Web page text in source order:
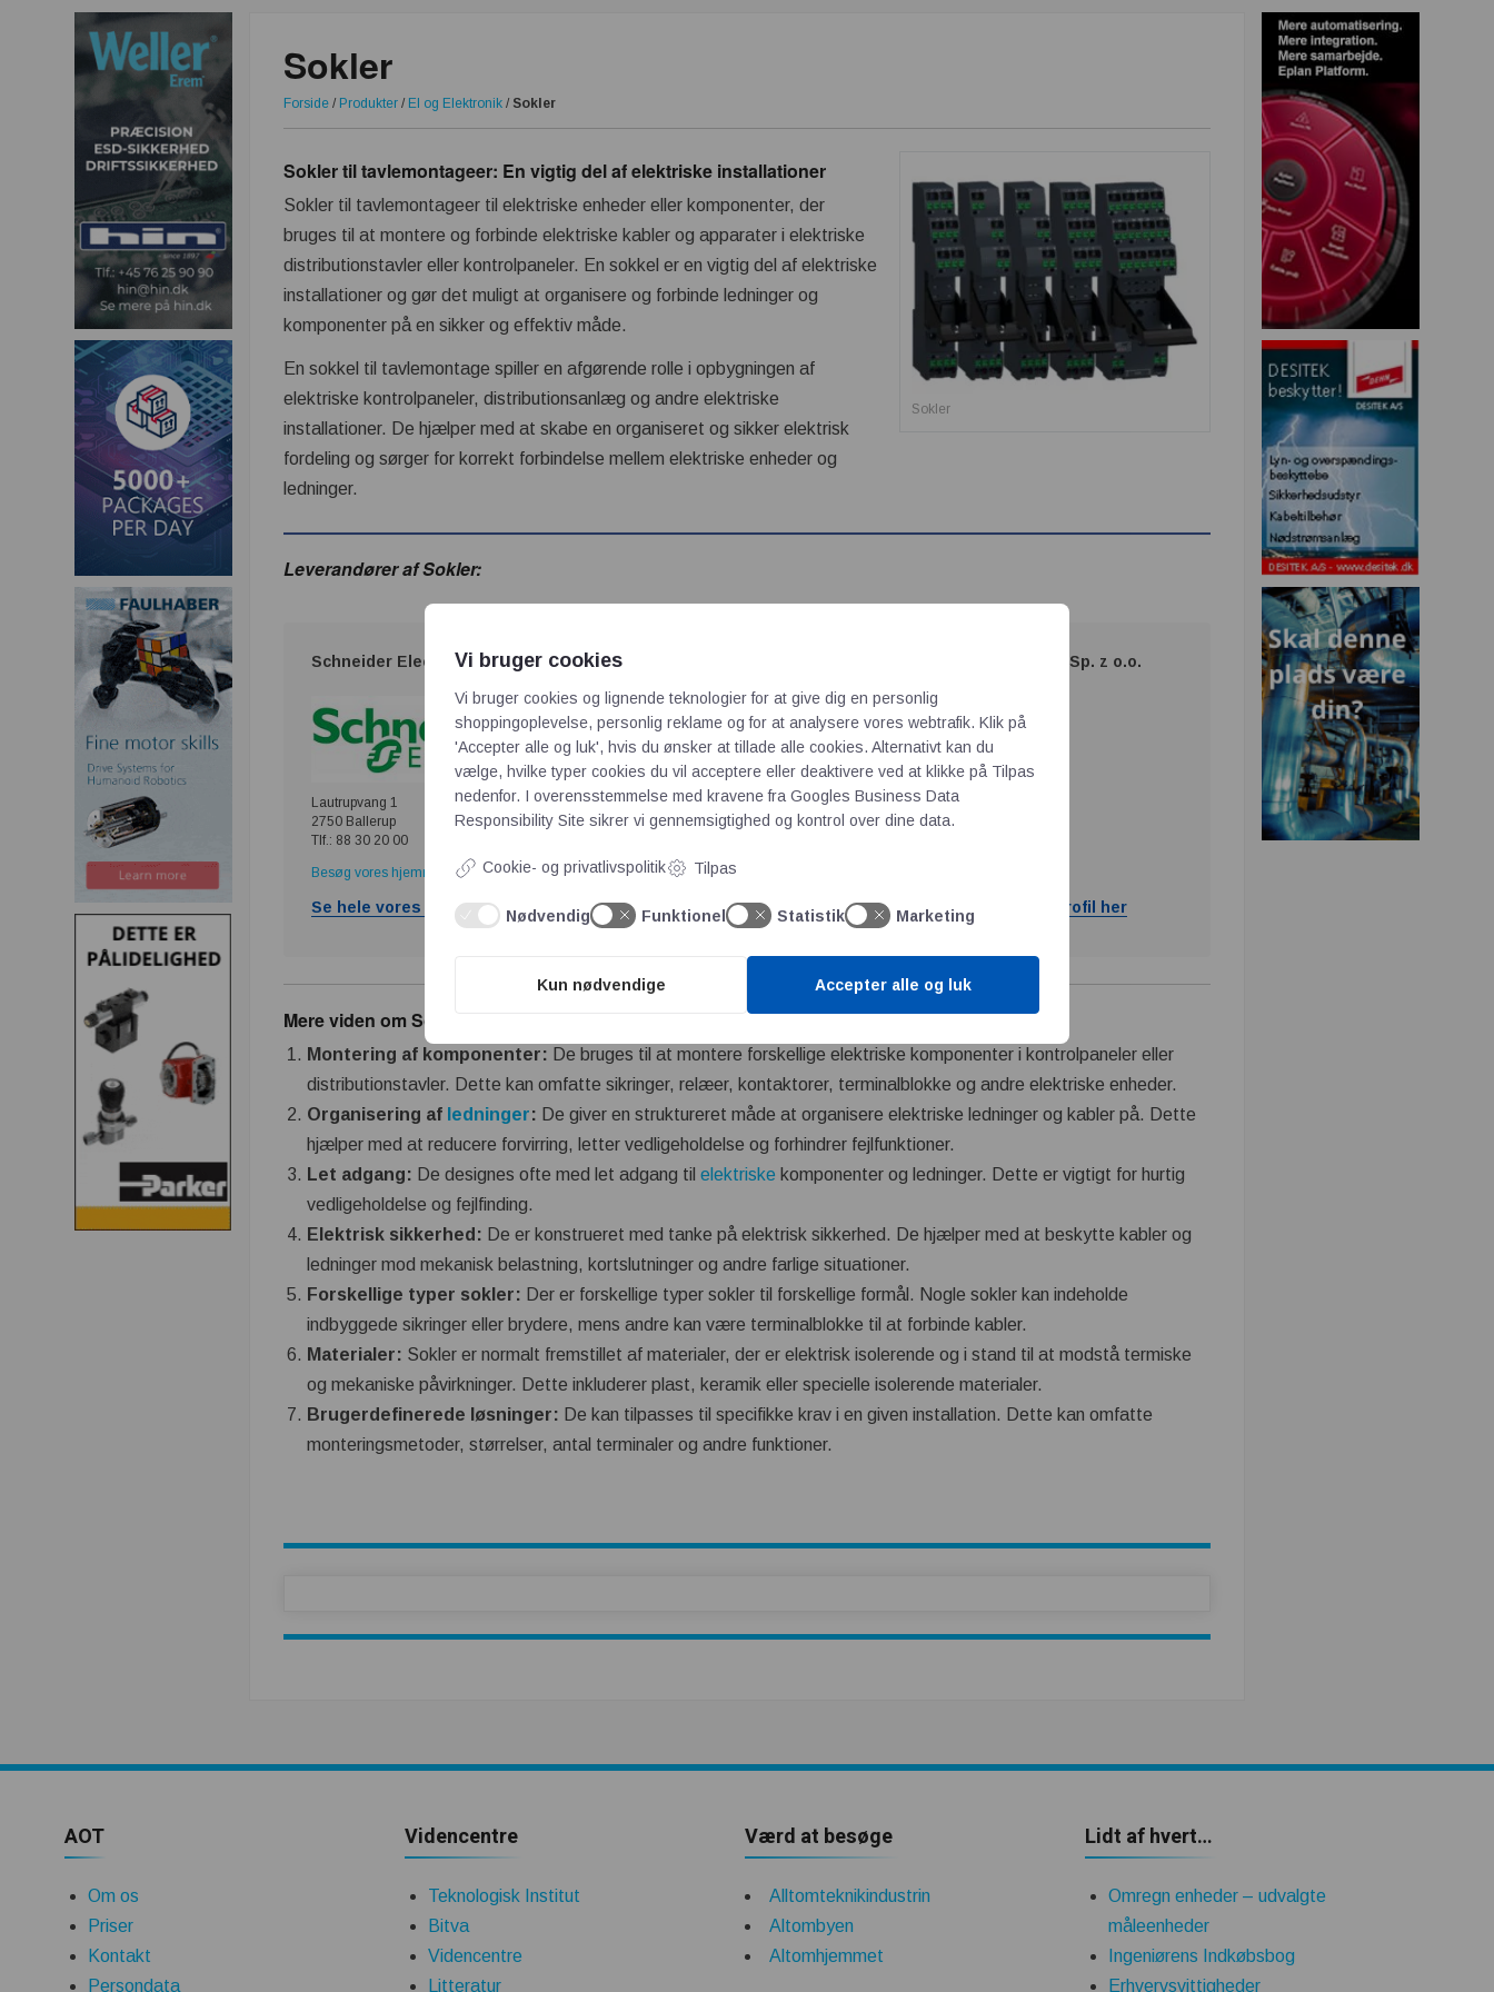
Sokler
Forside / Produkter / El og Elektronik / Sokler
Sokler
Sokler til tavlemontageer: En vigtig del af elektriske installationer
Sokler til tavlemontageer til elektriske enheder eller komponenter, der
bruges til at montere og forbinde elektriske kabler og apparater i elektriske
distributionstavler eller kontrolpaneler. En sokkel er en vigtig del af elektriske
installationer og gør det muligt at organisere og forbinde ledninger og
komponenter på en sikker og effektiv måde.
En sokkel til tavlemontage spiller en afgørende rolle i opbygningen af
elektriske kontrolpaneler, distributionsanlæg og andre elektriske
installationer. De hjælper med at skabe en organiseret og sikker elektrisk
fordeling og sørger for korrekt forbindelse mellem elektriske enheder og
ledninger.
Leverandører af Sokler:
Schneider Electric Danmark A/S
Lautrupvang 1
2750 Ballerup
Tlf.: 88 30 20 00
Besøg vores hjemmeside
Se hele vores produktprogram og profil her
TME - Transfer Multisort Elektronik Sp. z o.o.
ul. Ustronna 41
Se hele vores produktprogram og profil her
Mere viden om Sokler:
Montering af komponenter: De bruges til at montere forskellige elektriske komponenter i kontrolpaneler eller
distributionstavler. Dette kan omfatte sikringer, relæer, kontaktorer, terminalblokke og andre elektriske enheder.
Organisering af ledninger: De giver en struktureret måde at organisere elektriske ledninger og kabler på. Dette
hjælper med at reducere forvirring, letter vedligeholdelse og forhindrer fejlfunktioner.
Let adgang: De designes ofte med let adgang tilelektriske komponenter og ledninger. Dette er vigtigt for hurtig
vedligeholdelse og fejlfinding.
Elektrisk sikkerhed: De er konstrueret med tanke på elektrisk sikkerhed. De hjælper med at beskytte kabler og
ledninger mod mekanisk belastning, kortslutninger og andre farlige situationer.
Forskellige typer sokler: Der er forskellige typer sokler til forskellige formål. Nogle sokler kan indeholde
indbyggede sikringer eller brydere, mens andre kan være terminalblokke til at forbinde kabler.
Materialer: Sokler er normalt fremstillet af materialer, der er elektrisk isolerende og i stand til at modstå termiske
og mekaniske påvirkninger. Dette inkluderer plast, keramik eller specielle isolerende materialer.
Brugerdefinerede løsninger: De kan tilpasses til specifikke krav i en given installation. Dette kan omfatte
monteringsmetoder, størrelser, antal terminaler og andre funktioner.
AOT
Om os
Priser
Kontakt
Persondata
Videncentre
Teknologisk Institut
Bitva
Videncentre
Litteratur
Værd at besøge
Alltomteknikindustrin
Altombyen
Altomhjemmet
Lidt af hvert…
Omregn enheder – udvalgte
måleenheder
Ingeniørens Indkøbsbog
Erhvervsvittigheder
Vi bruger cookies
Vi bruger cookies og lignende teknologier for at give dig en personlig
shoppingoplevelse, personlig reklame og for at analysere vores webtrafik. Klik på
'Accepter alle og luk', hvis du ønsker at tillade alle cookies. Alternativt kan du
vælge, hvilke typer cookies du vil acceptere eller deaktivere ved at klikke på Tilpas
nedenfor. I overensstemmelse med kravene fra Googles Business Data
Responsibility Site sikrer vi gennemsigtighed og kontrol over dine data.
Cookie- og privatlivspolitik Tilpas
Nødvendig Funktionel Statistik Marketing
Kun nødvendige Accepter alle og luk